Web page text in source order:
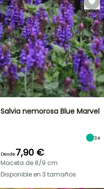
Salvia nemorosa Blue Marvel
34
Desde7,90 €
Maceta de 8/9 cm
Disponible en 3 tamaños